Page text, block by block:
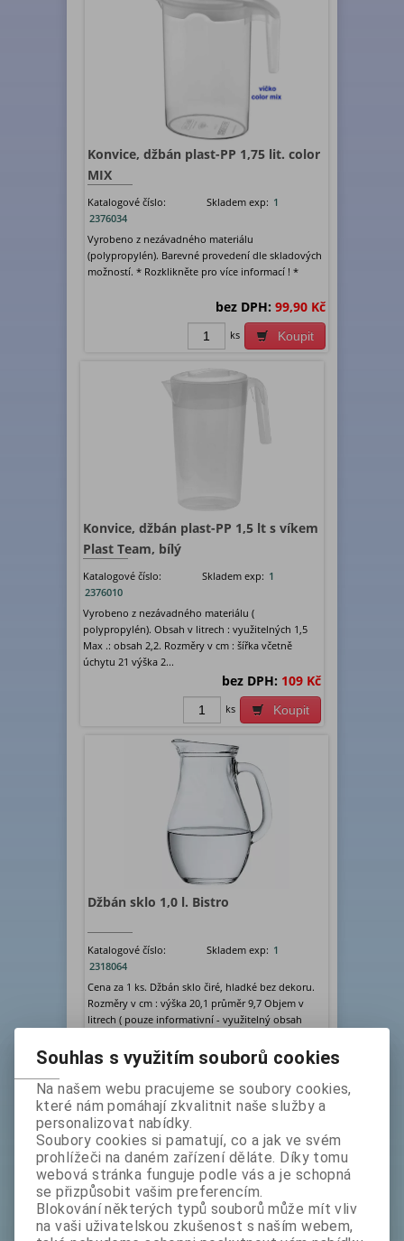
Konvice, džbán plast-PP 1,75 lit. color
MIX
Katalogové číslo:
2376034
Skladem exp: 1
Vyrobeno z nezávadného materiálu
(polypropylén). Barevné provedení dle skladových
možností. * Rozklikněte pro více informací ! *
bez DPH: 99,90 Kč
Koupit
ks
Konvice, džbán plast-PP 1,5 lt s víkem
Plast Team, bílý
Katalogové číslo:
2376010
Skladem exp: 1
Vyrobeno z nezávadného materiálu (
polypropylén). Obsah v litrech : využitelných 1,5
Max .: obsah 2,2. Rozměry v cm : šířka včetně
úchytu 21 výška 2...
bez DPH: 109 Kč
Koupit
ks
Džbán sklo 1,0 l. Bistro
Katalogové číslo:
2318064
Skladem exp: 1
Cena za 1 ks. Džbán sklo čiré, hladké bez dekoru.
Rozměry v cm : výška 20,1 průměr 9,7 Objem v
litrech ( pouze informativní - využitelný obsah
bez DPH: 119 Kč
Koupit
Souhlas s využitím souborů cookies
Na našem webu pracujeme se soubory cookies,
které nám pomáhají zkvalitnit naše služby a
personalizovat nabídky.
Soubory cookies si pamatují, co a jak ve svém
prohlížeči na daném zařízení děláte. Díky tomu
webová stránka funguje podle vás a je schopná
se přizpůsobit vašim preferencím.
Blokování některých typů souborů může mít vliv
na vaši uživatelskou zkušenost s naším webem,